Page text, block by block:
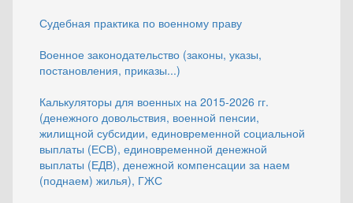
Судебная практика по военному праву
Военное законодательство (законы, указы,
постановления, приказы...)
Калькуляторы для военных на 2015-2026 гг.
(денежного довольствия, военной пенсии,
жилищной субсидии, единовременной социальной
выплаты (ЕСВ), единовременной денежной
выплаты (ЕДВ), денежной компенсации за наем
(поднаем) жилья), ГЖС